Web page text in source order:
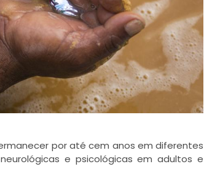
por até cem anos em diferentes
e psicológicas em adultos e